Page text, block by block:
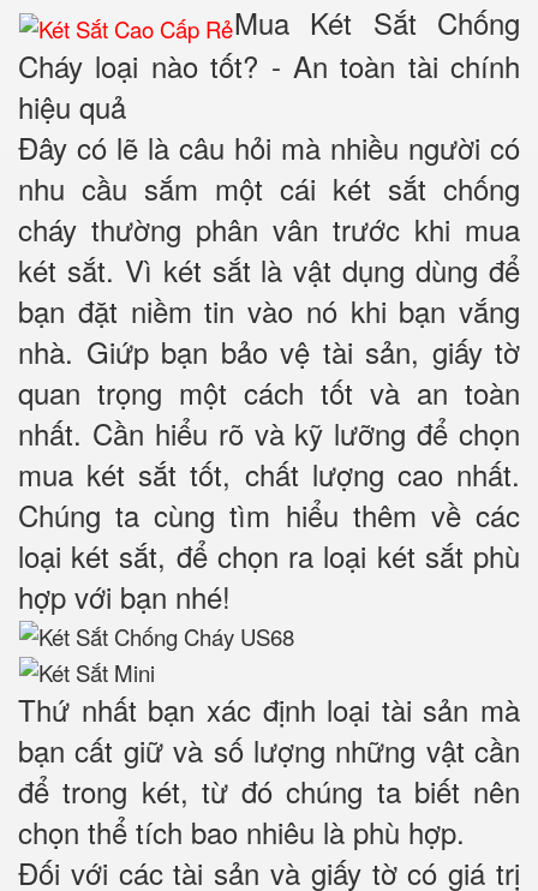
Mua Két Sắt Chống
Cháy loại nào tốt? - An toàn tài chính
hiệu quả
Đây có lẽ là câu hỏi mà nhiều người có
nhu cầu sắm một cái két sắt chống
cháy thường phân vân trước khi mua
két sắt. Vì két sắt là vật dụng dùng để
bạn đặt niềm tin vào nó khi bạn vắng
nhà. Giứp bạn bảo vệ tài sản, giấy tờ
quan trọng một cách tốt và an toàn
nhất. Cần hiểu rõ và kỹ lưỡng để chọn
mua két sắt tốt, chất lượng cao nhất.
Chúng ta cùng tìm hiểu thêm về các
loại két sắt, để chọn ra loại két sắt phù
hợp với bạn nhé!
Thứ nhất bạn xác định loại tài sản mà
bạn cất giữ và số lượng những vật cần
để trong két, từ đó chúng ta biết nên
chọn thể tích bao nhiêu là phù hợp.
Đối với các tài sản và giấy tờ có giá trị